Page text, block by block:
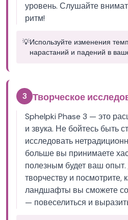
уровень. Слушайте
ритм!
💡Используйте изменения
нарастаний и падений в
3 Творческое
Sphelpki Phase 3 — это
и звука. Не бойтесь быть
исследовать
больше вы принимаете
полезным будет ваш
творчеству и посмотрите,
ландшафты вы сможете
— повеселиться и